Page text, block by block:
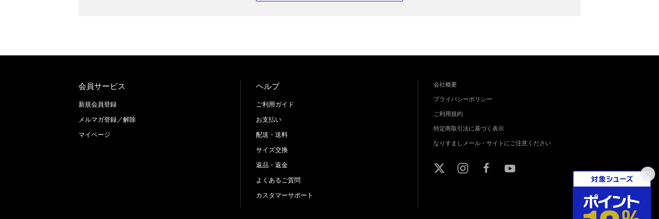
会員サービス
新規会員登録
メルマガ登録／解除
マイページ
ヘルプ
ご利用ガイド
お支払い
配送・送料
サイズ交換
返品・返金
よくあるご質問
カスタマーサポート
会社概要
プライバシーポリシー
ご利用規約
特定商取引法に基づく表示
なりすましメール・サイトにご注意ください